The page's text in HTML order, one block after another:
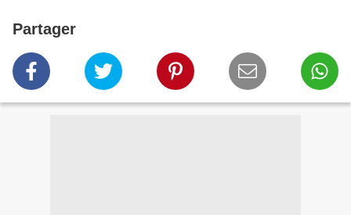
Partager